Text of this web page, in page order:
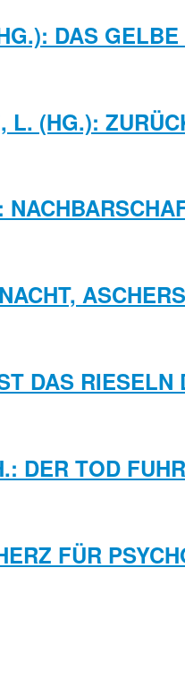
DAS
L. (HG.):
DAS RIESELN
DER TOD
FÜR